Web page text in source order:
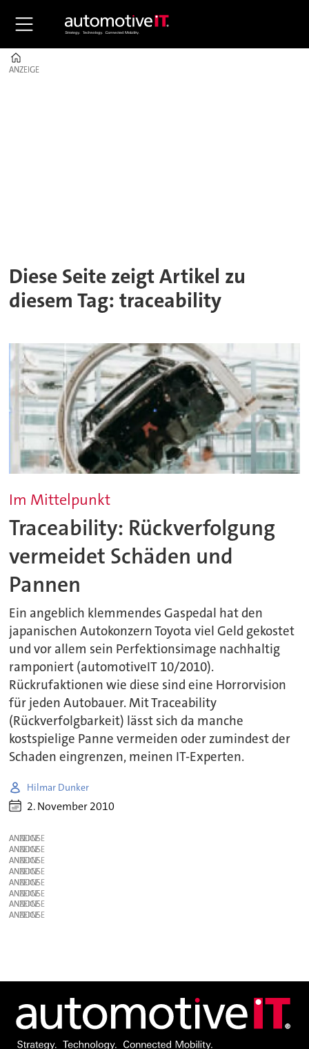
ANZEIGE
ANZEIGE
Diese Seite zeigt Artikel zu
diesem Tag: traceability
Im Mittelpunkt
Traceability: Rückverfolgung
vermeidet Schäden und
Pannen
Ein angeblich klemmendes Gaspedal hat den
japanischen Autokonzern Toyota viel Geld gekostet
und vor allem sein Perfektionsimage nachhaltig
ramponiert (automotiveIT 10/2010).
Rückrufaktionen wie diese sind eine Horrorvision
für jeden Autobauer. Mit Traceability
(Rückverfolgbarkeit) lässt sich da manche
kostspielige Panne vermeiden oder zumindest der
Schaden eingrenzen, meinen IT-Experten.
Hilmar Dunker
2. November 2010
ANZEIGE
ANZEIGE
ANZEIGE
ANZEIGE
ANZEIGE
ANZEIGE
ANZEIGE
ANZEIGE